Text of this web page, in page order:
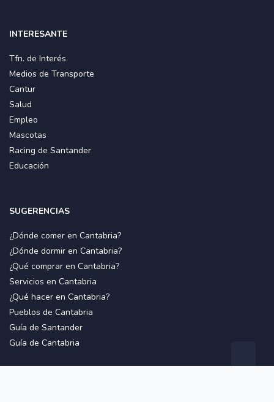
INTERESANTE
Tfn. de Interés
Medios de Transporte
Cantur
Salud
Empleo
Mascotas
Racing de Santander
Educación
SUGERENCIAS
¿Dónde comer en Cantabria?
¿Dónde dormir en Cantabria?
¿Qué comprar en Cantabria?
Servicios en Cantabria
¿Qué hacer en Cantabria?
Pueblos de Cantabria
Guía de Santander
Guía de Cantabria